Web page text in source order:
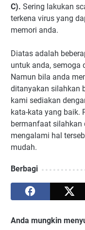
C). Sering lakukan
terkena virus yang
memori anda.
Diatas adalah
untuk anda, semoga
Namun bila anda
ditanyakan silahkan
kami sediakan
kata-kata yang baik.
bermanfaat silahkan
mengalami hal
mudah.
Berbagi
Anda mungkin